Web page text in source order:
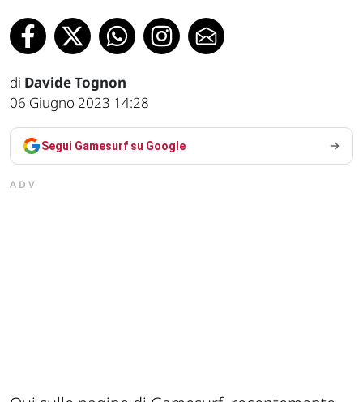
di Davide Tognon
06 Giugno 2023 14:28
Segui Gamesurf su Google
ADV